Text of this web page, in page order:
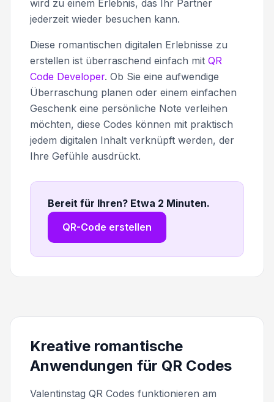
wird zu einem Erlebnis, das Ihr Partner
jederzeit wieder besuchen kann.
Diese romantischen digitalen Erlebnisse zu
erstellen ist überraschend einfach mit QR
Code Developer. Ob Sie eine aufwendige
Überraschung planen oder einem einfachen
Geschenk eine persönliche Note verleihen
möchten, diese Codes können mit praktisch
jedem digitalen Inhalt verknüpft werden, der
Ihre Gefühle ausdrückt.
Bereit für Ihren? Etwa 2 Minuten.
QR-Code erstellen
Kreative romantische
Anwendungen für QR Codes
Valentinstag QR Codes funktionieren am